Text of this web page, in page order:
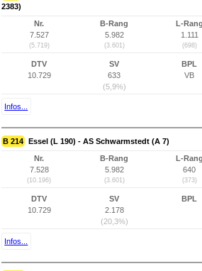
2383)
Nr.
7.527
(5.719)
B-Rang
5.982
(3.601)
L-Rang
1.111
(698)
DTV
10.729
SV
633
(5,9%)
BPL
VB
Infos...
B 214 Essel (L 190) - AS Schwarmstedt (A 7)
Nr.
7.528
(10.196)
B-Rang
5.982
(3.601)
L-Rang
640
(373)
DTV
10.729
SV
2.178
(20,3%)
BPL
Infos...